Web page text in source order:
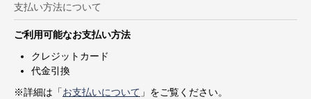
支払い方法について
ご利用可能なお支払い方法
クレジットカード
代金引換
※詳細は「お支払いについて 」をご覧ください。